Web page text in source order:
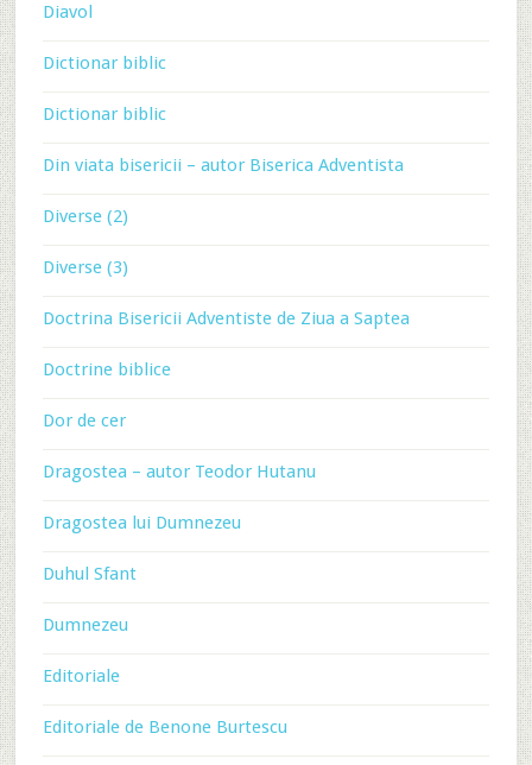
Diavol
Dictionar biblic
Dictionar biblic
Din viata bisericii – autor Biserica Adventista
Diverse (2)
Diverse (3)
Doctrina Bisericii Adventiste de Ziua a Saptea
Doctrine biblice
Dor de cer
Dragostea – autor Teodor Hutanu
Dragostea lui Dumnezeu
Duhul Sfant
Dumnezeu
Editoriale
Editoriale de Benone Burtescu